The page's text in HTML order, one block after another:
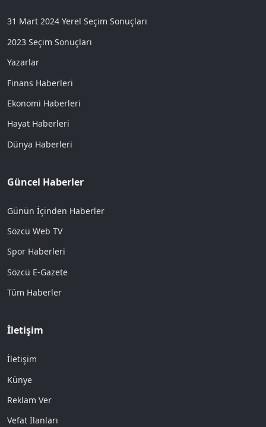
31 Mart 2024 Yerel Seçim Sonuçları
2023 Seçim Sonuçları
Yazarlar
Finans Haberleri
Ekonomi Haberleri
Hayat Haberleri
Dünya Haberleri
Güncel Haberler
Günün İçinden Haberler
Sözcü Web TV
Spor Haberleri
Sözcü E-Gazete
Tüm Haberler
İletişim
İletişim
Künye
Reklam Ver
Vefat İlanları